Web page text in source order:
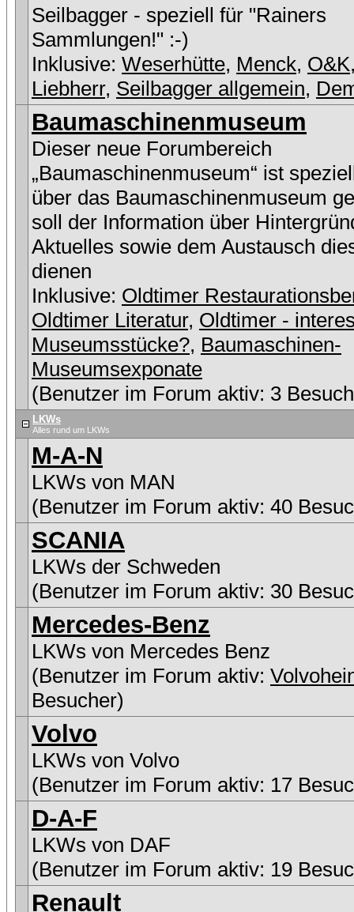
Seilbagger - speziell für "Rainers
Sammlungen!" :-)
Inklusive: Weserhütte, Menck, O&K
Liebherr, Seilbagger allgemein,
Baumaschinenmuseum
Dieser neue Forumbereich
„Baumaschinenmuseum“ ist
über das Baumaschinenmuseum
soll der Information über
Aktuelles sowie dem Austausch
dienen
Inklusive: Oldtimer
Oldtimer Literatur, Oldtimer -
Museumsstücke?, Baumaschinen-
Museumsexponate
(Benutzer im Forum aktiv: 3
LKWs
Alles rund um LKWs
M-A-N
LKWs von MAN
(Benutzer im Forum aktiv: 40
SCANIA
LKWs der Schweden
(Benutzer im Forum aktiv: 30
Mercedes-Benz
LKWs von Mercedes Benz
(Benutzer im Forum aktiv:
Besucher)
Volvo
LKWs von Volvo
(Benutzer im Forum aktiv: 17
D-A-F
LKWs von DAF
(Benutzer im Forum aktiv: 19
Renault